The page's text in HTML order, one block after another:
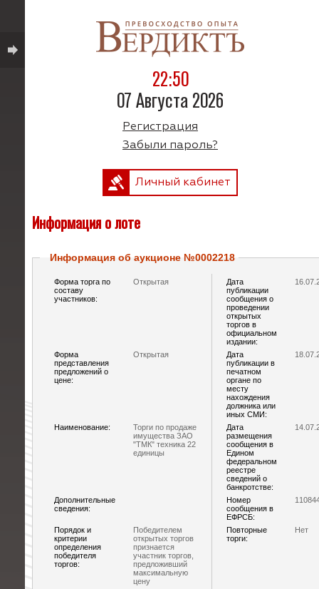
22:50
07 Августа 2026
Регистрация
Забыли пароль?
Личный кабинет
Информация о лоте
Информация об аукционе №0002218
Форма торга по
составу
участников:
Открытая
Дата
публикации
сообщения о
проведении
открытых
торгов в
официальном
издании:
Форма
представления
предложений о
цене:
Открытая
Дата
публикации в
печатном
органе по
месту
нахождения
должника или
иных СМИ:
Наименование:
Торги по продаже
имущества ЗАО
"ТМК" техника 22
единицы
Дата
размещения
сообщения в
Едином
федеральном
реестре
сведений о
банкротстве:
Дополнительные
сведения:
Номер
сообщения в
ЕФРСБ:
Порядок и
критерии
определения
победителя
торгов:
Победителем
открытых торгов
признается
участник торгов,
предложивший
максимальную
цену
Повторные
торги:
Нет